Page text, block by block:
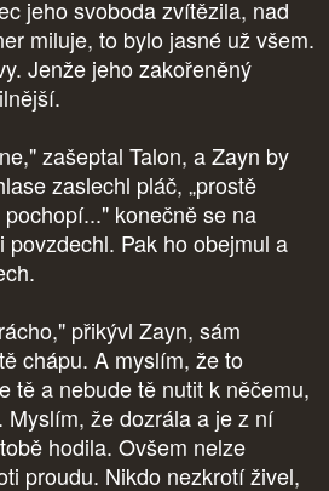
jeho svoboda zvítězila, nad
miluje, to bylo jasné už všem.
Jenže jeho zakořeněný
zašeptal Talon, a Zayn by
zaslechl pláč, „prostě
konečně se na
povzdechl. Pak ho obejmul a
přikývl Zayn, sám
chápu. A myslím, že to
tě a nebude tě nutit k něčemu,
Myslím, že dozrála a je z ní
hodila. Ovšem nelze
proudu. Nikdo nezkrotí živel,